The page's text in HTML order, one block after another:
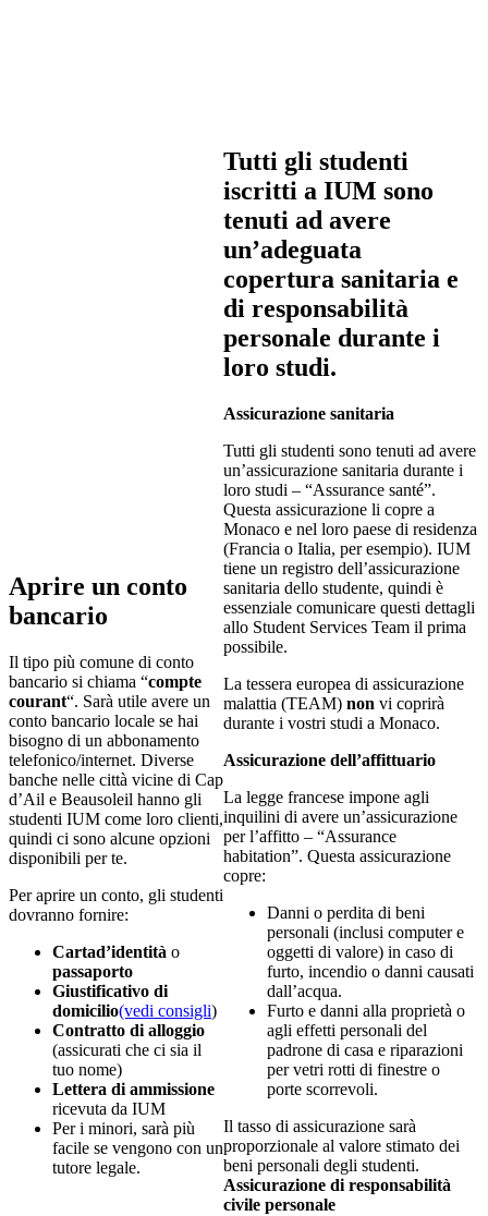
Aprire un conto
bancario
Il tipo più comune di conto
bancario si chiama “compte
courant“. Sarà utile avere un
conto bancario locale se hai
bisogno di un abbonamento
telefonico/internet. Diverse
banche nelle città vicine di Cap
d’Ail e Beausoleil hanno gli
studenti IUM come loro clienti,
quindi ci sono alcune opzioni
disponibili per te.
Per aprire un conto, gli studenti
dovranno fornire:
Cartad’identità o
passaporto
Giustificativo di
domicilio(vedi consigli)
Contratto di alloggio
(assicurati che ci sia il
tuo nome)
Lettera di ammissione
ricevuta da IUM
Per i minori, sarà più
facile se vengono con un
tutore legale.
Tutti gli studenti
iscritti a IUM sono
tenuti ad avere
un’adeguata
copertura sanitaria e
di responsabilità
personale durante i
loro studi.
Assicurazione sanitaria
Tutti gli studenti sono tenuti ad avere
un’assicurazione sanitaria durante i
loro studi – “Assurance santé”.
Questa assicurazione li copre a
Monaco e nel loro paese di residenza
(Francia o Italia, per esempio). IUM
tiene un registro dell’assicurazione
sanitaria dello studente, quindi è
essenziale comunicare questi dettagli
allo Student Services Team il prima
possibile.
La tessera europea di assicurazione
malattia (TEAM)non vi coprirà
durante i vostri studi a Monaco.
Assicurazione dell’affittuario
La legge francese impone agli
inquilini di avere un’assicurazione
per l’affitto – “Assurance
habitation”. Questa assicurazione
copre:
Danni o perdita di beni
personali (inclusi computer e
oggetti di valore) in caso di
furto, incendio o danni causati
dall’acqua.
Furto e danni alla proprietà o
agli effetti personali del
padrone di casa e riparazioni
per vetri rotti di finestre o
porte scorrevoli.
Il tasso di assicurazione sarà
proporzionale al valore stimato dei
beni personali degli studenti.
Assicurazione di responsabilità
civile personale